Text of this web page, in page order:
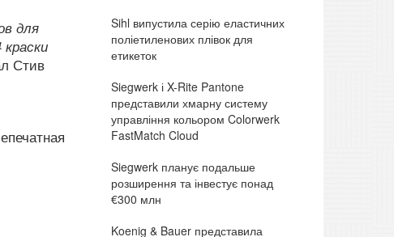
для
Стив
Sihl випустила серію еластичних
поліетиленових плівок для
етикеток
Siegwerk і X-Rite Pantone
представили хмарну систему
управління кольором Colorwerk
FastMatch Cloud
Siegwerk планує подальше
розширення та інвестує понад
€300 млн
Koenig & Bauer представила